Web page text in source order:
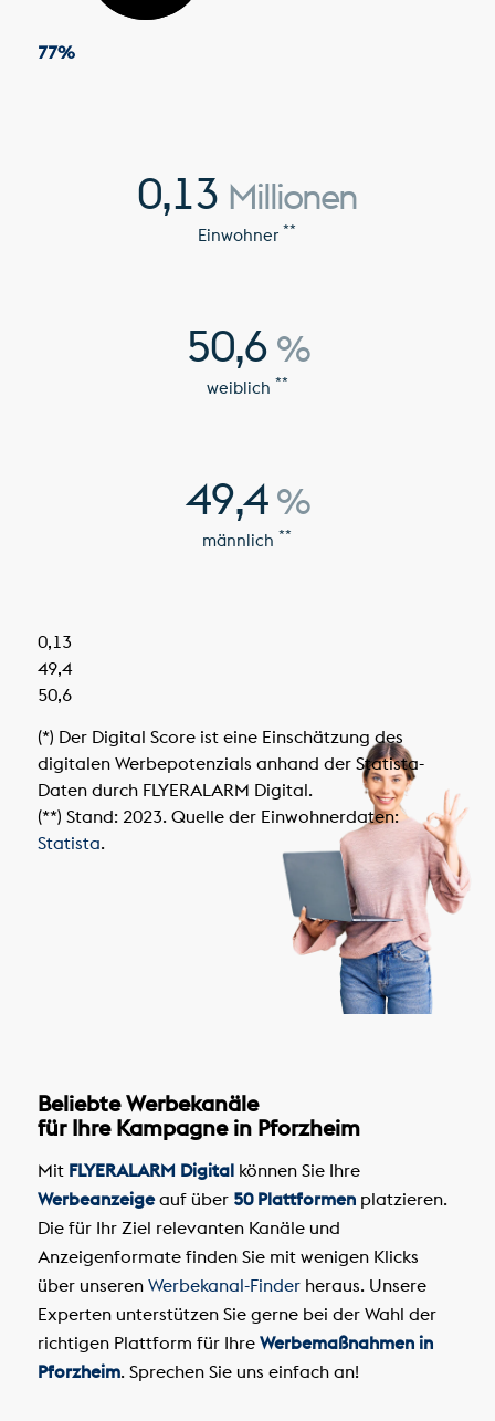
77%
0,13 Millionen
Einwohner **
50,6 %
weiblich **
49,4%
männlich **
0,13
49,4
50,6
(*) Der Digital Score ist eine Einschätzung des
digitalen Werbepotenzials anhand der Statista-
Daten durch FLYERALARM Digital.
(**) Stand: 2023. Quelle der Einwohnerdaten:
Statista.
Beliebte Werbekanäle
für Ihre Kampagne in Pforzheim
Mit FLYERALARM Digitalkönnen Sie Ihre
Werbeanzeigeauf über 50 Plattformenplatzieren.
Die für Ihr Ziel relevanten Kanäle und
Anzeigenformate finden Sie mit wenigen Klicks
über unseren Werbekanal-Finderheraus. Unsere
Experten unterstützen Sie gerne bei der Wahl der
richtigen Plattform für Ihre Werbemaßnahmen in
Pforzheim. Sprechen Sie uns einfach an!